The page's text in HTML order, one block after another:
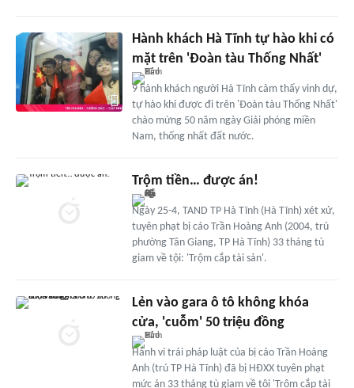
Hành khách Hà Tĩnh tự hào khi có
mặt trên 'Đoàn tàu Thống Nhất'
9 hành khách người Hà Tĩnh cảm thấy vinh dự,
tự hào khi được đi trên 'Đoàn tàu Thống Nhất'
chào mừng 50 năm ngày Giải phóng miền
Nam, thống nhất đất nước.
Trộm tiền… được án!
Ngày 25-4, TAND TP Hà Tĩnh (Hà Tĩnh) xét xử,
tuyên phạt bị cáo Trần Hoàng Anh (2004, trú
phường Tân Giang, TP Hà Tĩnh) 33 tháng tù
giam về tội: 'Trộm cắp tài sản'.
Lẻn vào gara ô tô không khóa
cửa, 'cuỗm' 50 triệu đồng
Hành vi trái pháp luật của bị cáo Trần Hoàng
Anh (trú TP Hà Tĩnh) đã bị HĐXX tuyên phạt
mức án 33 tháng tù giam về tội 'Trộm cắp tài